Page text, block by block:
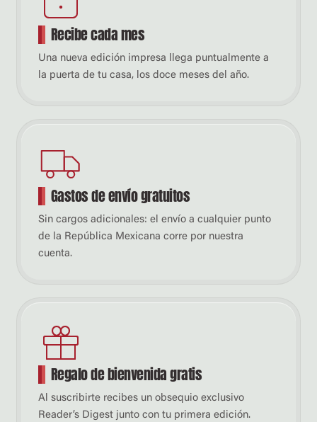
Recibe cada mes
Una nueva edición impresa llega puntualmente a
la puerta de tu casa, los doce meses del año.
Gastos de envío gratuitos
Sin cargos adicionales: el envío a cualquier punto
de la República Mexicana corre por nuestra
cuenta.
Regalo de bienvenida gratis
Al suscribirte recibes un obsequio exclusivo
Reader’s Digest junto con tu primera edición.